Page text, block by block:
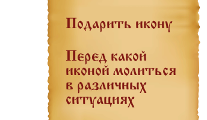
Подарить икону
Перед какой
иконой молиться
в различных
ситуациях